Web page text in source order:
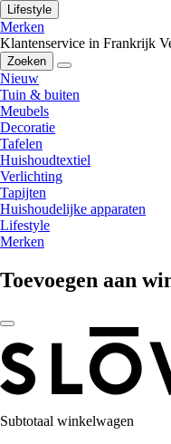
Lifestyle
Merken
Klantenservice in Frankrijk
Zoeken
Nieuw
Tuin & buiten
Meubels
Decoratie
Tafelen
Huishoudtextiel
Verlichting
Tapijten
Huishoudelijke apparaten
Lifestyle
Merken
Toevoegen aan
Subtotaal winkelwagen